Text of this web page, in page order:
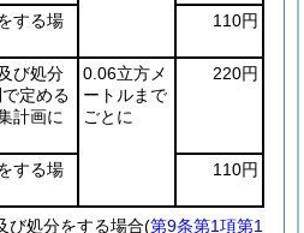
する場
110円
び処分
定める
計画に
0.06立方メ
ートルまで
ごとに
220円
する場
110円
処分をする場合(第9条第1項第1